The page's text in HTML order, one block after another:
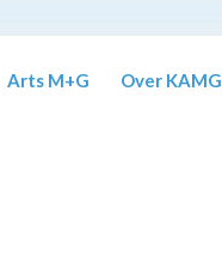
Arts M+G Over KAMG